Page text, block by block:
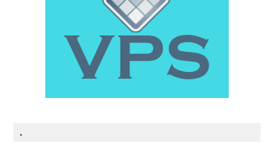
.